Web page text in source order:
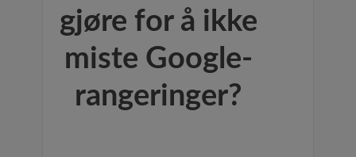
gjøre for å ikke
miste Google-
rangeringer?